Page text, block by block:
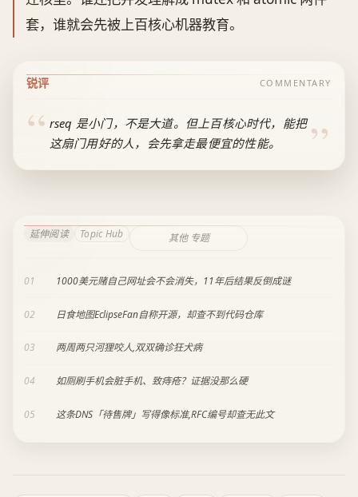
套，谁就会先被上百核心机器教育。
锐评 COMMENTARY
rseq 是小门，不是大道。但上百核心时代，能把
这扇门用好的人，会先拿走最便宜的性能。
延伸阅读 Topic Hub 其他 专题
01 1000美元赌自己网址会不会消失，11年后结果反倒成谜
02 日食地图EclipseFan自称开源，却查不到代码仓库
03 两周两只河狸咬人,双双确诊狂犬病
04 如厕刷手机会脏手机、致痔疮？证据没那么硬
05 这条DNS「待售牌」写得像标准,RFC编号却查无此文